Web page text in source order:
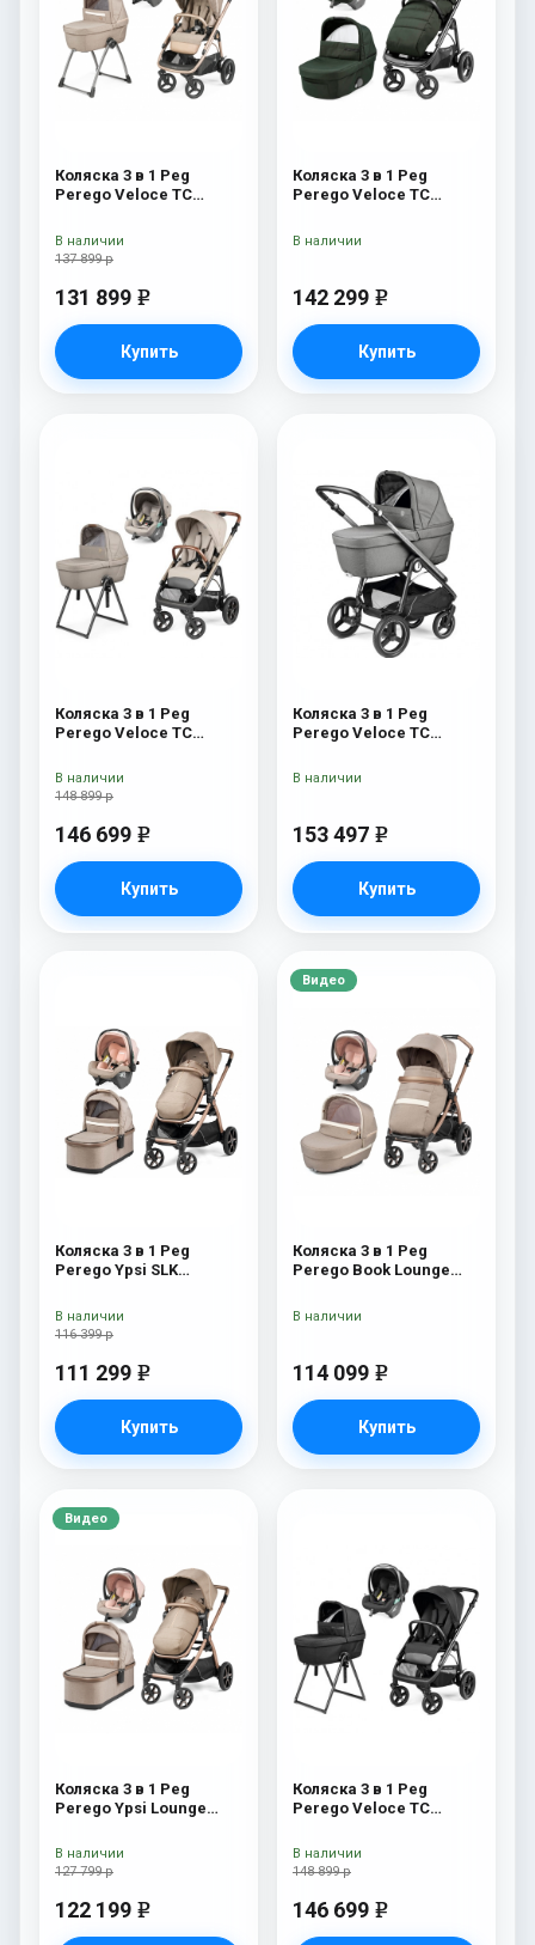
Коляска 3 в 1 Peg
Perego Veloce TC
Amour
137 899 р
131 899 e
Купить
В наличии
Коляска 3 в 1 Peg
Perego Veloce TC
142 299 e
Купить
В наличии
Коляска 3 в 1 Peg
Perego Veloce TC
New
148 899 р
146 699 e
Купить
В наличии
Коляска 3 в 1 Peg
Perego Veloce TC
Mercury
153 497 e
Купить
В наличии
Коляска 3 в 1 Peg
Perego Ypsi SLK
116 399 р
111 299 e
Купить
В наличии
Видео
Коляска 3 в 1 Peg
Perego Book Lounge
114 099 e
Купить
В наличии
Видео
Коляска 3 в 1 Peg
Perego Ypsi Lounge
127 799 р
122 199 e
В наличии
Коляска 3 в 1 Peg
Perego Veloce TC
Black New
148 899 р
146 699 e
В наличии